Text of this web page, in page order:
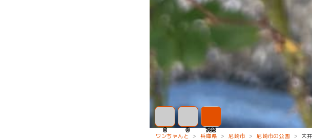
0 0 783
ワンちゃんと 兵庫県 尼崎市 尼崎市の公園 大